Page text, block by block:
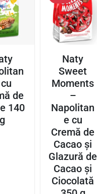
de
140
g
Naty
Sweet
Moments
–
Napolitan
e cu
Cremă de
Cacao și
Glazură de
Cacao și
Ciocolată